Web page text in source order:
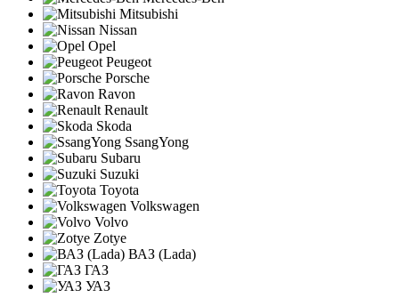
Mitsubishi
Nissan
Opel
Peugeot
Porsche
Ravon
Renault
Skoda
SsangYong
Subaru
Suzuki
Toyota
Volkswagen
Volvo
Zotye
ВАЗ (Lada)
ГАЗ
УАЗ